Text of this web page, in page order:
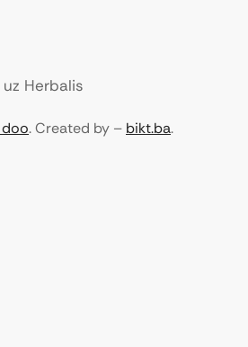
Herbalis
. Created by – bikt.ba.